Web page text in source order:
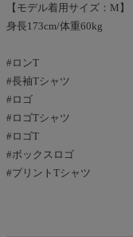
【モデル着用サイズ：M】
身長173cm/体重60kg
#ロンT
#長袖Tシャツ
#ロゴ
#ロゴTシャツ
#ロゴT
#ボックスロゴ
#プリントTシャツ